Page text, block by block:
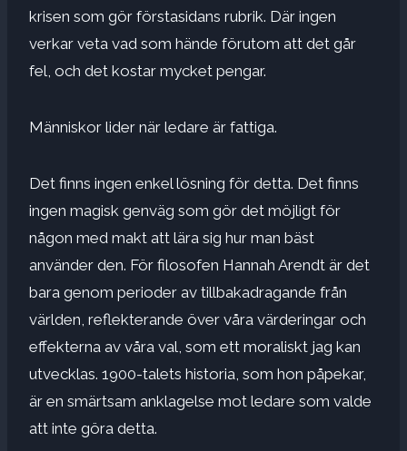
krisen som gör förstasidans rubrik. Där ingen
verkar veta vad som hände förutom att det går
fel, och det kostar mycket pengar.
Människor lider när ledare är fattiga.
Det finns ingen enkel lösning för detta. Det finns
ingen magisk genväg som gör det möjligt för
någon med makt att lära sig hur man bäst
använder den. För filosofen Hannah Arendt är det
bara genom perioder av tillbakadragande från
världen, reflekterande över våra värderingar och
effekterna av våra val, som ett moraliskt jag kan
utvecklas. 1900-talets historia, som hon påpekar,
är en smärtsam anklagelse mot ledare som valde
att inte göra detta.